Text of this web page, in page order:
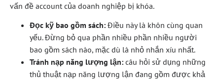
vấn đề account của doanh nghiệp bị khóa.
Đọc kỹ bao gồm sách: Điều này là khôn cùng quan
yếu. Đừng bỏ qua phần nhiều phần nhiều người
bao gồm sách nào, mặc dù là nhỏ nhắn xíu nhất.
Tránh nạp năng lượng lận: câu hỏi sử dụng những
thủ thuật nạp năng lượng lận đang gồm được khả